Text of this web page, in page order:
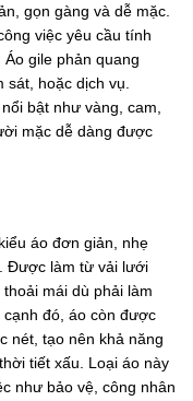
gọn gàng và dễ mặc.
việc yêu cầu tính
gile phản quang
hoặc dịch vụ.
bật như vàng, cam,
mặc dễ dàng được
áo đơn giản, nhẹ
Được làm từ vải lưới
mái dù phải làm
đó, áo còn được
nét, tạo nên khả năng
tiết xấu. Loại áo này
như bảo vệ, công nhân